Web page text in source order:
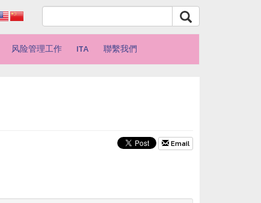
风险管理工作 ITA 聯繫我們
Email